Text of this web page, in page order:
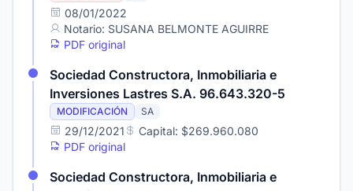
08/01/2022
Notario: SUSANA BELMONTE AGUIRRE
PDF original
Sociedad Constructora, Inmobiliaria e
Inversiones Lastres S.A. 96.643.320-5
MODIFICACIÓN SA
29/12/2021
Capital: $269.960.080
PDF original
Sociedad Constructora, Inmobiliaria e